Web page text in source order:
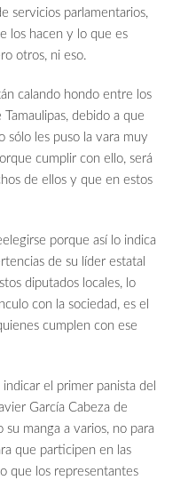
servicios parlamentarios,
los hacen y lo que es
otros, ni eso.
calando hondo entre los
debido a que
sólo les puso la vara muy
cumplir con ello, será
de ellos y que en estos
porque así lo indica
de su líder estatal
diputados locales, lo
con la sociedad, es el
cumplen con ese
el primer panista del
García Cabeza de
manga a varios, no para
que participen en las
que los representantes